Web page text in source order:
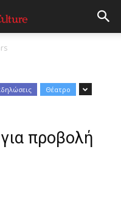
Θέατρο
προβολή